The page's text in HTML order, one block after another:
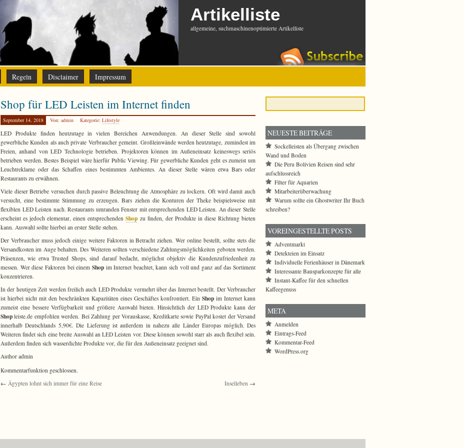
Artikelliste
allgemeine, suchmaschinenoptimierte Artikelliste
Regeln Disclaimer Impressum
Shop für LED Leisten im Internet finden
September 14, 2018 Von: admin Kategorie: Lifestyle
LED Produkte finden heutzutage in vielen Bereichen Anwendungen. An dieser Stelle sind sowohl
gewerbliche Kunden als auch private Verbraucher gemeint. Großleinwände werden heutzutage, zumindest im
Freien, anhand von LED Technologie betrieben. Projektoren können im Außeneinsatz keineswegs seriös
betrieben werden. Bestes Beispiel wäre hierfür Public Viewing. Für gewerbliche Kunden geht es zumeist um
Leuchtreklame oder das Schaffen eines bestimmten Ambientes. An dieser Stelle wären etwa Bars oder
Restaurants zu erwähnen.
Viele dieser Betriebe versuchen durch passive Beleuchtung die Atmosphäre zu lockern. Oft wird damit auch
versucht, eine bestimmte Stimmung zu erzeugen. Bars ziehen die Konturen der Theke beispielsweise mit
flexiblen LED Leisten nach. Restaurants umranden Fenster mit entsprechenden LED Leisten. An dieser Stelle
erscheint es jedoch elementar, einen entsprechendenShop zu finden, der Produkte in diese Richtung bieten
kann. Auswahl sollte hierbei an erster Stelle stehen.
Der Verbraucher muss jedoch einige weitere Faktoren in Betracht ziehen. Wer online bestellt, sollte stets die
Versandkosten im Auge behalten. Des Weiteren sollten verschiedene Zahlungsmöglichkeiten geboten werden.
Präsenzen, wie etwa Trusted Shops, sind darauf bedacht, möglichst objektiv die Kundenzufriedenheit zu
messen. Wer diese Faktoren bei einem Shopim Internet beachtet, kann sich voll und ganz auf das Sortiment
konzentrieren.
In der heutigen Zeit werden freilich auch LED Produkte vermehrt über das Internet bestellt. Der Verbraucher
ist hierbei nicht mit den beschränkten Kapazitäten eines Geschäftes konfrontiert. Ein Shop im Internet kann
zumeist eine bessere Verfügbarkeit und größere Auswahl bieten. Hinsichtlich der LED Produkte kann der
Shop leiste.de empfohlen werden. Bei Zahlung per Vorauskasse, Kreditkarte sowie PayPal kostet der Versand
innerhalb Deutschlands 5,90€. Die Lieferung ist außerdem in nahezu alle Länder Europas möglich. Des
Weiteren findet sich eine breite Auswahl an LED Leisten vor. Diese können sowohl starr als auch flexibel sein.
Außerdem finden sich wasserdichte Produkte vor, die für den Außeneinsatz geeignet sind.
Author admin
Kommentarfunktion geschlossen.
← Ägypten lohnt sich immer für eine Reise Inselleben →
NEUESTE BEITRÄGE
Sockelleisten als Übergang zwischen
Wand und Boden
Die Peru Bolivien Reisen sind sehr
aufschlussreich
Filter für Aquarien
Mitarbeiterüberwachung
Warum sollte ein Ghostwriter Ihr Buch
schreiben?
VOREINGESTELLTE POSTS
Adventmarkt
Detekteien im Einsatz
Individuelle Ferienhäuser in Dänemark
Interessante Bausparkonzepte für alle
Instant-Kaffee für den schnellen
Kaffeegenuss
META
Anmelden
Eintrags-Feed
Kommentar-Feed
WordPress.org